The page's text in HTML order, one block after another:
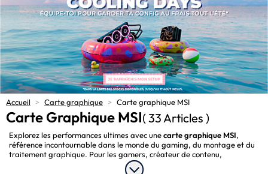
Accueil > Carte graphique > Carte graphique MSI
Carte Graphique MSI( 33 Articles )
Explorez les performances ultimes avec unecarte graphique MSI,
référence incontournable dans le monde du gaming, du montage et du
traitement graphique. Pour les gamers, créateur de contenu,
développeur ou professionnel de la bureautique, les cartes graphiques